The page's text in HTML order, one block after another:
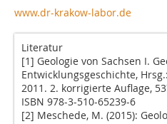
www.dr-krakow-labor.de
Literatur
[1] Geologie von Sachsen I.
Entwicklungsgeschichte,
2011. 2. korrigierte Auflage,
ISBN 978-3-510-65239-6
[2] Meschede, M. (2015):